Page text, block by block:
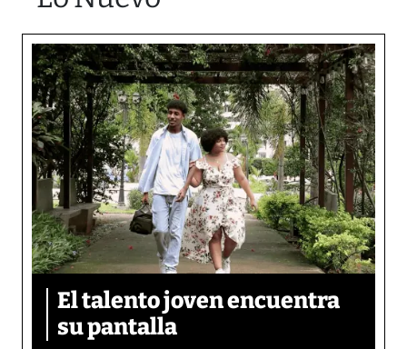
El talento joven encuentra
su pantalla​